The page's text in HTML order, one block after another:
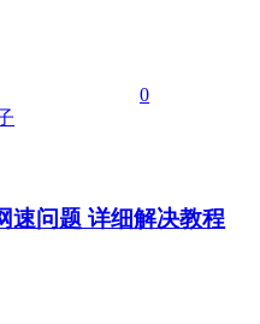
0
速问题 详细解决教程